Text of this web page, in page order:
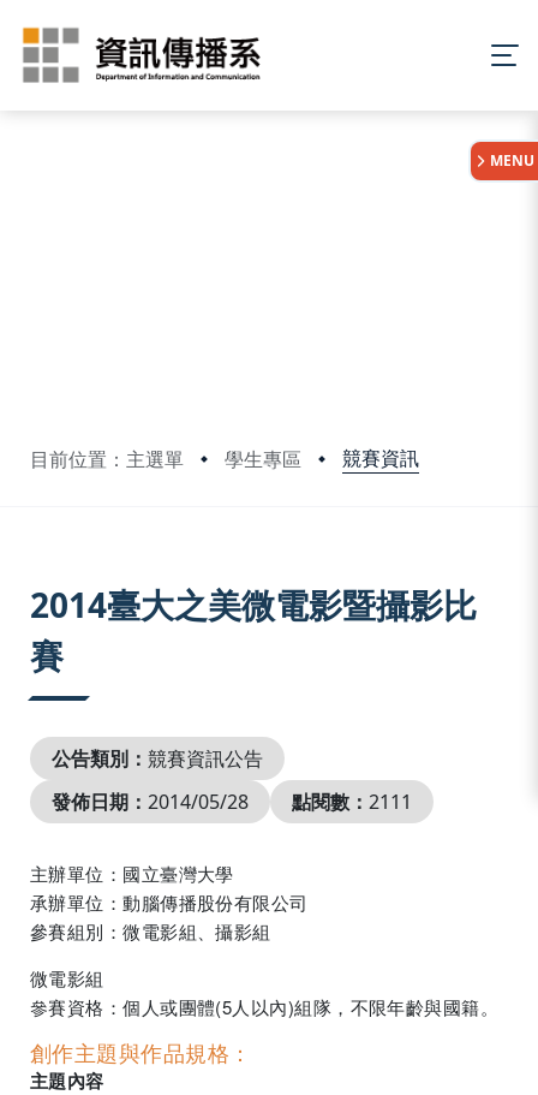
目前位置：主選單 學生專區 競賽資訊
MENU
2014臺大之美微電影暨攝影比
賽
公告類別： 競賽資訊公告
發佈日期： 2014/05/28 點閱數： 2111
主辦單位：國立臺灣大學
承辦單位：動腦傳播股份有限公司
參賽組別：微電影組、攝影組
微電影組
參賽資格：個人或團體(5人以內)組隊，不限年齡與國籍。
創作主題與作品規格：
主題內容